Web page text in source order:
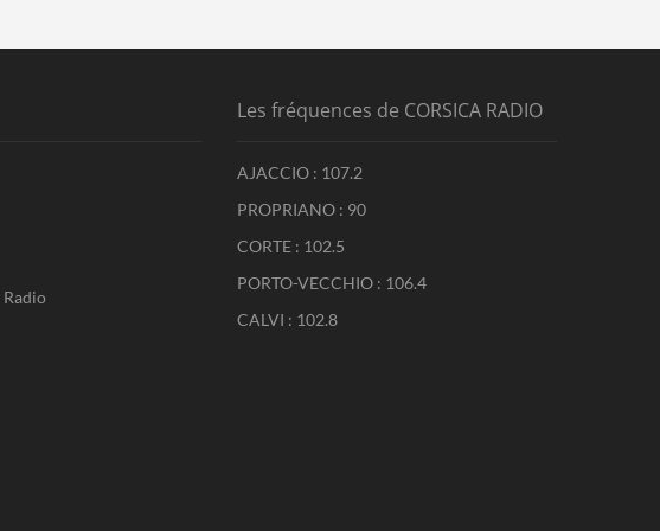
Les fréquences de CORSICA RADIO
AJACCIO : 107.2
PROPRIANO : 90
CORTE : 102.5
PORTO-VECCHIO : 106.4
CALVI : 102.8